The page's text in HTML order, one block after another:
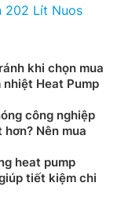
202 Lít Nuos
khi chọn mua
Heat Pump
công nghiệp
Nên mua
heat pump
tiết kiệm chi